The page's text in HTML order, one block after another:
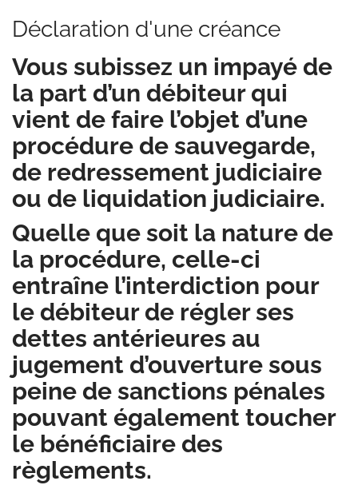
Déclaration d'une créance
Vous subissez un impayé de
la part d’un débiteur qui
vient de faire l’objet d’une
procédure de sauvegarde,
de redressement judiciaire
ou de liquidation judiciaire.
Quelle que soit la nature de
la procédure, celle-ci
entraîne l’interdiction pour
le débiteur de régler ses
dettes antérieures au
jugement d’ouverture sous
peine de sanctions pénales
pouvant également toucher
le bénéficiaire des
règlements.